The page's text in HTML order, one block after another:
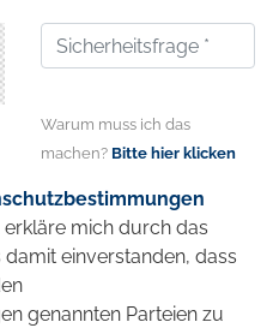
Warum muss ich das
machen? Bitte hier klicken
mich durch das
einverstanden, dass
genannten Parteien zu